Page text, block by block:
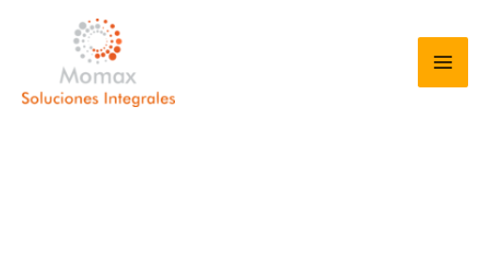
contenido